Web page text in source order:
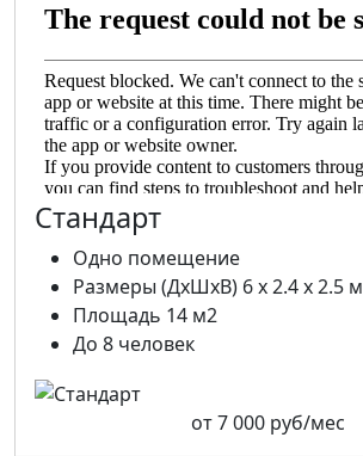
Стандарт
Одно помещение
Размеры (ДхШхВ) 6 х 2.4 х 2.5 м
Площадь 14 м2
До 8 человек
от7 000 руб/мес